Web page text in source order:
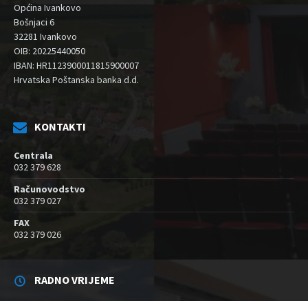
Općina Ivankovo
Bošnjaci 6
32281 Ivankovo
OIB: 20225440050
IBAN: HR1123900011815900007
Hrvatska Poštanska banka d.d.
KONTAKTI
Centrala
032 379 628
Računovodstvo
032 379 027
FAX
032 379 026
RADNO VRIJEME